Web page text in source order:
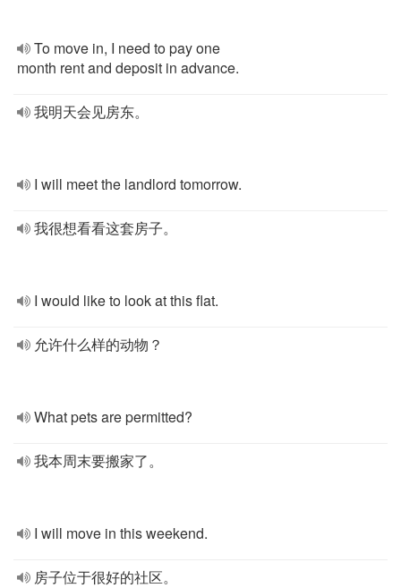
To move in, I need to pay one
month rent and deposit in advance.
我明天会见房东。
I will meet the landlord tomorrow.
我很想看看这套房子。
I would like to look at this flat.
允许什么样的动物？
What pets are permitted?
我本周末要搬家了。
I will move in this weekend.
房子位于很好的社区。